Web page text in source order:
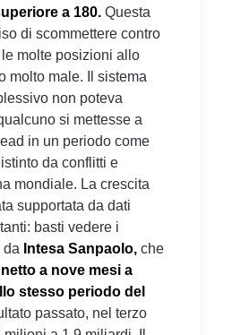
a 180. Questa
di scommettere contro
le molte posizioni allo
molto male. Il sistema
non poteva
si mettesse a
in un periodo come
da conflitti e
mondiale. La crescita
supportata da dati
basti vedere i
da Intesa Sanpaolo, che
a nove mesi a
stesso periodo del
passato, nel terzo